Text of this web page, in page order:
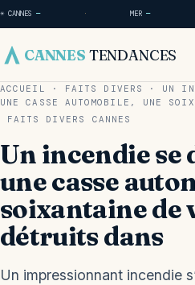
☀ CANNES — · MER—
CANNES TENDANCES
ACCUEIL · FAITS DIVERS · UN
UNE CASSE AUTOMOBILE, UNE
FAITS DIVERS
CANNES
Un incendie se
une casse
soixantaine de
détruits dans
Un impressionnant incendie